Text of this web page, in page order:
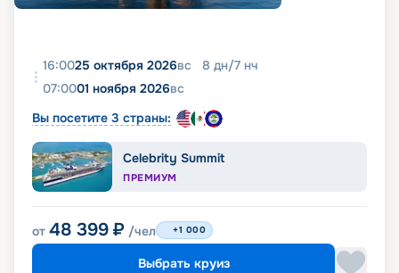
16:0025 октября 2026вс 8 дн/7 нч
07:0001 ноября 2026вс
Вы посетите 3 страны:
Celebrity Summit
ПРЕМИУМ
от 48 399 ₽ /чел +1 000
Выбрать круиз